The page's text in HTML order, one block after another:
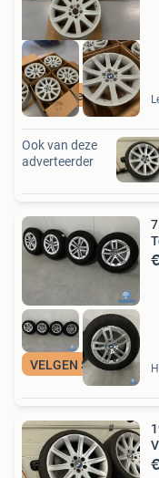
De Specialist
Ook van deze
adverteerder
VELGEN SPECIALIST